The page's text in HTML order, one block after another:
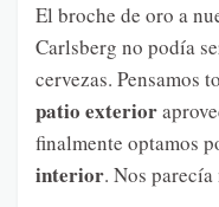
El broche de oro a
Carlsberg no podía
cervezas. Pensamos
patio exterior
finalmente optamos
interior. Nos